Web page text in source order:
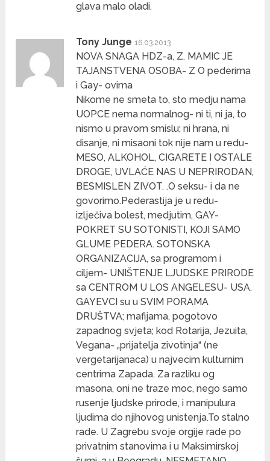
glava malo oladi.
Tony Junge 16.03.2013
NOVA SNAGA HDZ-a, Z. MAMIC JE
TAJANSTVENA OSOBA- Z O pederima
i Gay- ovima
Nikome ne smeta to, sto medju nama
UOPCE nema normalnog- ni ti, ni ja, to
nismo u pravom smislu; ni hrana, ni
disanje, ni misaoni tok nije nam u redu-
MESO, ALKOHOL, CIGARETE I OSTALE
DROGE, UVLAĆE NAS U NEPRIRODAN,
BESMISLEN ZIVOT. .O seksu- i da ne
govorimo.Pederastija je u redu-
izlječiva bolest, medjutim, GAY-
POKRET SU SOTONISTI, KOJI SAMO
GLUME PEDERA. SOTONSKA
ORGANIZACIJA, sa programom i
ciljem- UNIŠTENJE LJUDSKE PRIRODE
sa CENTROM U LOS ANGELESU- USA.
GAYEVCI su u SVIM PORAMA
DRUŠTVA; mafijama, pogotovo
zapadnog svjeta; kod Rotarija, Jezuita,
Vegana- „prijatelja zivotinja“ (ne
vergetarijanaca) u najvecim kulturnim
centrima Zapada. Za razliku og
masona, oni ne traze moc, nego samo
rusenje ljudske prirode, i manipulura
ljudima do njihovog unistenja.To stalno
rade. U Zagrebu svoje orgije rade po
privatnim stanovima i u Maksimirskoj